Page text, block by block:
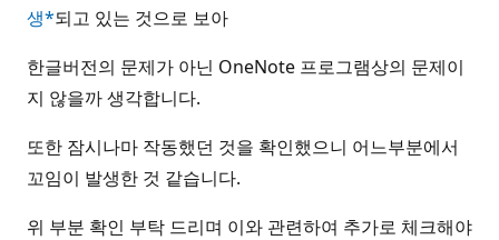
생*되고 있는 것으로 보아
한글버전의 문제가 아닌 OneNote 프로그램상의 문제이
지 않을까 생각합니다.
또한 잠시나마 작동했던 것을 확인했으니 어느부분에서
꼬임이 발생한 것 같습니다.
위 부분 확인 부탁 드리며 이와 관련하여 추가로 체크해야